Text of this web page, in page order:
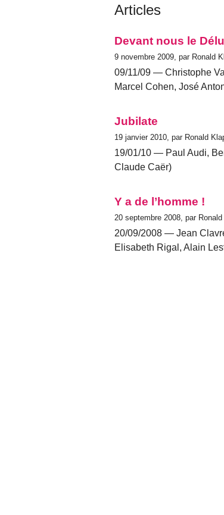
Articles
Devant nous le
9 novembre 2009, par Ronald
09/11/09 — Christophe
Marcel Cohen, José
Jubilate
19 janvier 2010, par Ronald
19/01/10 — Paul Audi,
Claude Caër)
Y a de l’homme !
20 septembre 2008, par
20/09/2008 — Jean
Elisabeth Rigal, Alain